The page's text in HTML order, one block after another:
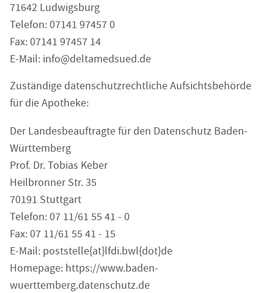
71642 Ludwigsburg
Telefon: 07141 97457 0
Fax: 07141 97457 14
E-Mail: info@deltamedsued.de
Zuständige datenschutzrechtliche Aufsichtsbehörde
für die Apotheke:
Der Landesbeauftragte für den Datenschutz Baden-
Württemberg
Prof. Dr. Tobias Keber
Heilbronner Str. 35
70191 Stuttgart
Telefon: 07 11/61 55 41 - 0
Fax: 07 11/61 55 41 - 15
E-Mail: poststelle{at}lfdi.bwl{dot}de
Homepage: https://www.baden-
wuerttemberg.datenschutz.de